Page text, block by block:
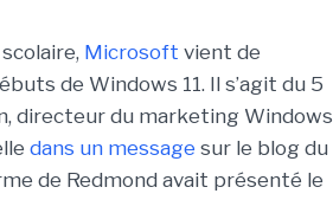
Microsoft vient de
de Windows 11. Il s’agit du 5
directeur du marketing Windows
dans un message sur le blog du
de Redmond avait présenté le